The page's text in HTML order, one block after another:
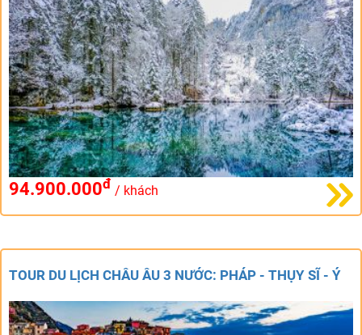
94.900.000đ / khách
TOUR DU LỊCH CHÂU ÂU 3 NƯỚC: PHÁP - THỤY SĨ - Ý